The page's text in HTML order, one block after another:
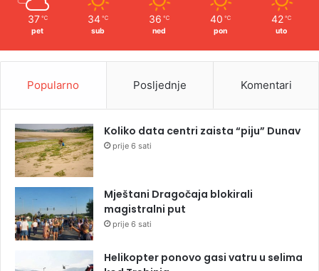
37 ℃
pet
34 ℃
sub
36 ℃
ned
40 ℃
pon
42 ℃
uto
Popularno Posljednje Komentari
Koliko data centri zaista “piju” Dunav
prije 6 sati
Mještani Dragočaja blokirali
magistralni put
prije 6 sati
Helikopter ponovo gasi vatru u selima